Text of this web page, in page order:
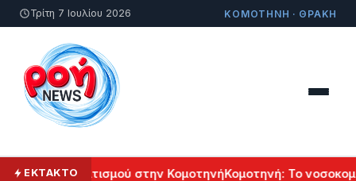
Τρίτη 7 Ιουλίου 2026 ΚΟΜΟΤΗΝΗ · ΘΡΑΚΗ
ΕΚΤΑΚΤΟΠολιτισμού στην ΚομοτηνήΚομοτηνή: Το